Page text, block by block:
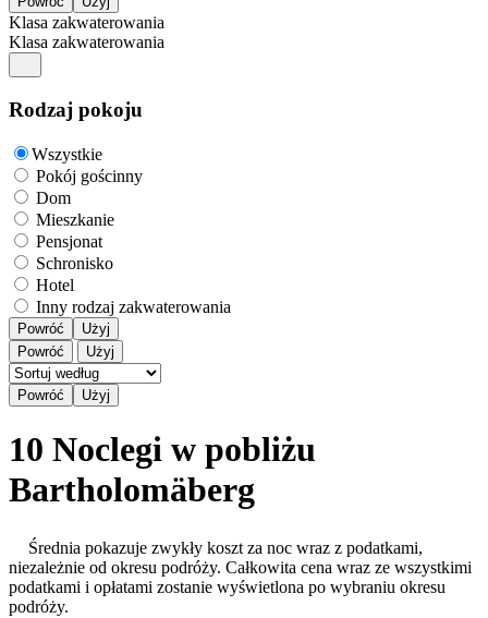
Klasa zakwaterowania
Klasa zakwaterowania
Rodzaj pokoju
Wszystkie
Pokój gościnny
Dom
Mieszkanie
Pensjonat
Schronisko
Hotel
Inny rodzaj zakwaterowania
Powróć
Użyj
Powróć
Użyj
10 Noclegi w pobliżu
Bartholomäberg
Średnia pokazuje zwykły koszt za noc wraz z podatkami,
niezależnie od okresu podróży. Całkowita cena wraz ze wszystkimi
podatkami i opłatami zostanie wyświetlona po wybraniu okresu
podróży.